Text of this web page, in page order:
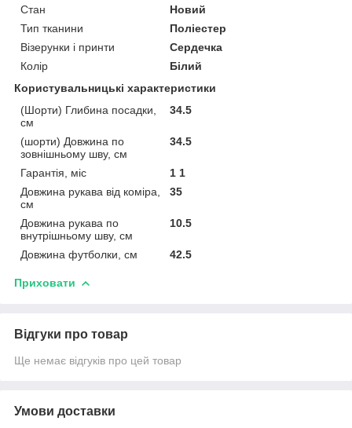
Стан
Новий
Тип тканини
Поліестер
Візерунки і принти
Сердечка
Колір
Білий
Користувальницькі характеристики
(Шорти) Глибина посадки,
см
34.5
(шорти) Довжина по
зовнішньому шву, см
34.5
Гарантія, міс
1 1
Довжина рукава від коміра,
см
35
Довжина рукава по
внутрішньому шву, см
10.5
Довжина футболки, см 42.5
Приховати
Відгуки про товар
Ще немає відгуків про цей товар
Умови доставки